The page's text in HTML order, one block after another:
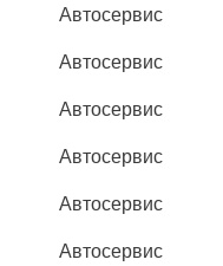
Автосервис
Автосервис
Автосервис
Автосервис
Автосервис
Автосервис